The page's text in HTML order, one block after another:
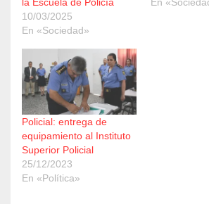
la Escuela de Policía
10/03/2025
En «Sociedad»
En
Policial: entrega de
equipamiento al Instituto
Superior Policial
25/12/2023
En «Política»